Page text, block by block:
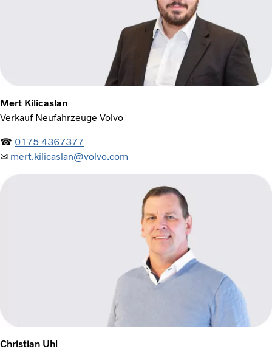
Mert Kilicaslan
Verkauf Neufahrzeuge Volvo
☎ 0175 4367377
✉ mert.kilicaslan@volvo.com
Christian Uhl